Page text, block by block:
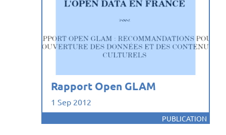
Rapport Open GLAM
1 Sep 2012
PUBLICATION